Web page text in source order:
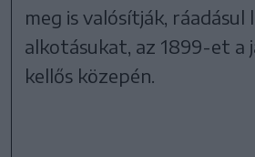
meg is valósítják, ráadásul
alkotásukat, az 1899-et a
kellős közepén.